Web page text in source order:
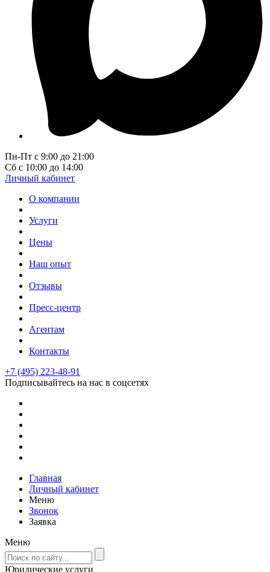
Пн-Пт с 9:00 до 21:00
Сб с 10:00 до 14:00
Личный кабинет
О компании
Услуги
Цены
Наш опыт
Отзывы
Пресс-центр
Агентам
Контакты
+7 (495) 223-48-91
Подписывайтесь на нас в соцсетях
Главная
Личный кабинет
Меню
Звонок
Заявка
Меню
Юридические услуги